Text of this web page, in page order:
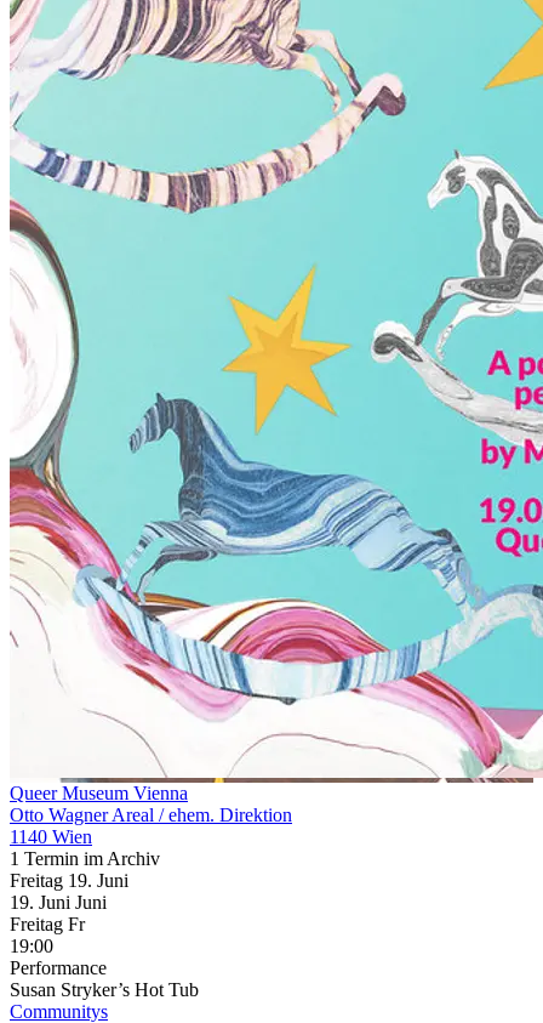
Queer Museum Vienna
Otto Wagner Areal / ehem. Direktion
1140 Wien
1 Termin im Archiv
Freitag 19. Juni
19. Juni Juni
Freitag Fr
19:00
Performance
Susan Stryker’s Hot Tub
Communitys